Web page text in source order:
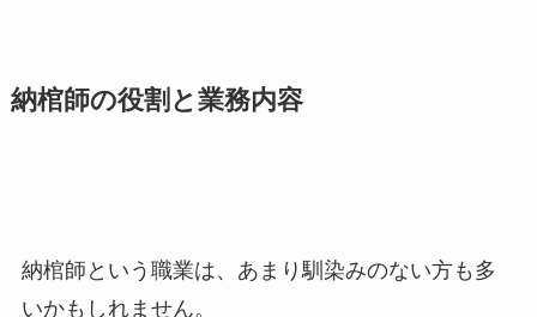
納棺師の役割と業務内容
納棺師という職業は、あまり馴染みのない方も多
いかもしれません。